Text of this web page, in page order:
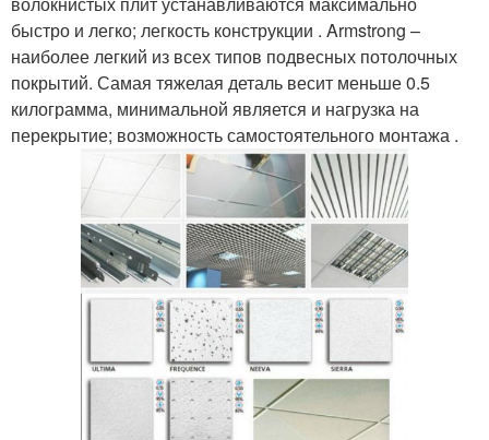
быстро и легко; легкость конструкции . Armstrong –
наиболее легкий из всех типов подвесных потолочных
покрытий. Самая тяжелая деталь весит меньше 0.5
килограмма, минимальной является и нагрузка на
перекрытие; возможность самостоятельного монтажа .